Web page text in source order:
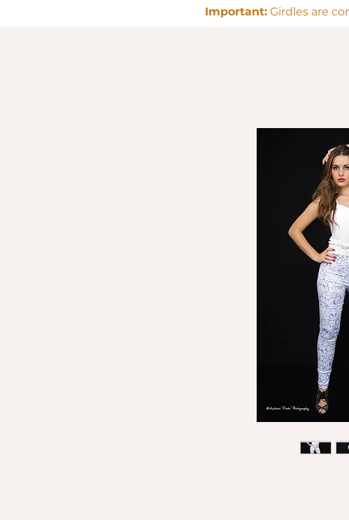
Important: Girdles are